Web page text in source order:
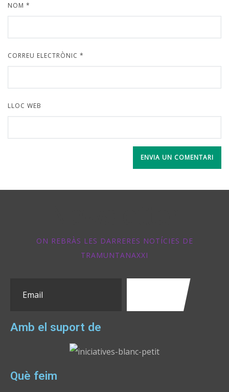
NOM *
CORREU ELECTRÒNIC *
LLOC WEB
ON REBRÀS LES DARRERES NOTÍCIES DE
TRAMUNTANAXXI
Amb el suport de
Què feim